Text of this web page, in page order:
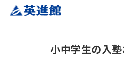
小中学生の入